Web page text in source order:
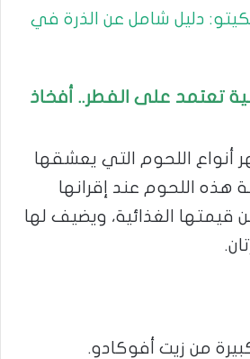
دليل شامل عن الذرة في
تعتمد على الفطر.. أفخاذ
أنواع اللحوم التي يعشقها
هذه اللحوم عند إقرانها
قيمتها الغذائية، ويضيف لها
من زيت أفوكادو.